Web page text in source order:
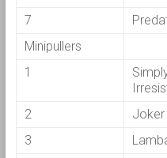
7
Minipullers
1
2 Joker
3